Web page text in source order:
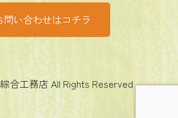
問い合わせはコチラ
綜合工務店 All Rights Reserved